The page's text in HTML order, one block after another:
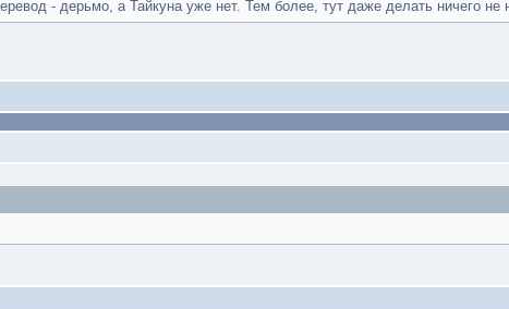
- дерьмо, а Тайкуна уже нет. Тем более, тут даже делать ничего не